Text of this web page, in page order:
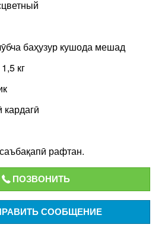
баҳузур кушода мешад
кг
рафтан.
ПОЗВОНИТЬ
СООБЩЕНИЕ